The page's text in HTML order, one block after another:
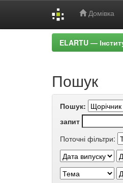
Домівка
ELARTU —
Пошук
Пошук:
запит
Поточні фільтри: